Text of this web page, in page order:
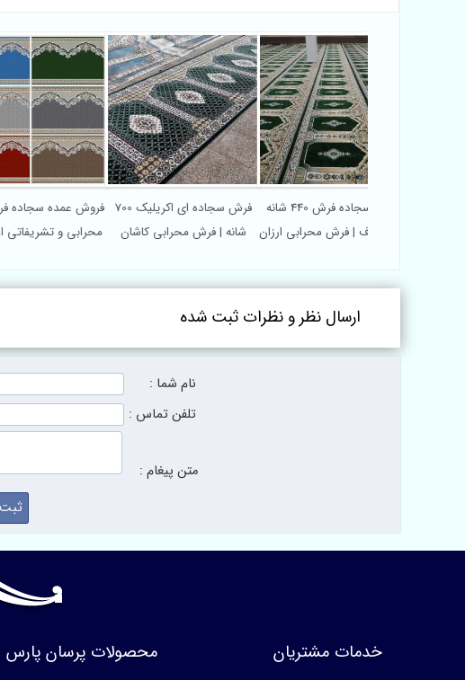
فروش عمده
محرابی و
فرش سجاده ای اکریلیک 700
شانه | فرش محرابی کاشان
فروش سجاده فرش 440 شانه
بی سی اف | فرش محرابی ارزان
ارسال نظر و نظرات ثبت شده
نام شما :
تلفن تماس :
متن پیغام :
خدمات مشتریان محصولات پرسان پارس